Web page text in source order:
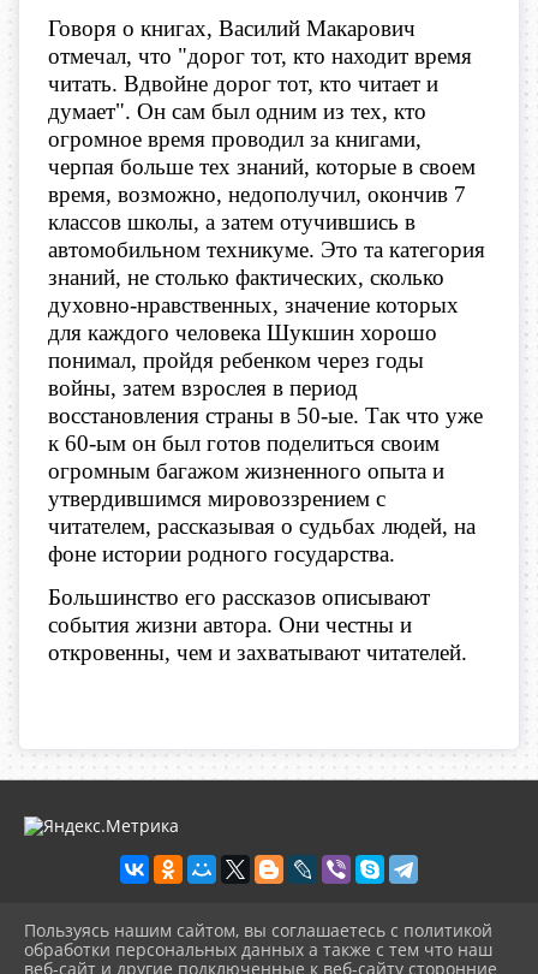
​Говоря о книгах, Василий Макарович
отмечал, что "дорог тот, кто находит время
читать. Вдвойне дорог тот, кто читает и
думает". Он сам был одним из тех, кто
огромное время проводил за книгами,
черпая больше тех знаний, которые в своем
время, возможно, недополучил, окончив 7
классов школы, а затем отучившись в
автомобильном техникуме. Это та категория
знаний, не столько фактических, сколько
духовно-нравственных, значение которых
для каждого человека Шукшин хорошо
понимал, пройдя ребенком через годы
войны, затем взрослея в период
восстановления страны в 50-ые. Так что уже
к 60-ым он был готов поделиться своим
огромным багажом жизненного опыта и
утвердившимся мировоззрением с
читателем, рассказывая о судьбах людей, на
фоне истории родного государства.
Большинство его рассказов описывают
события жизни автора. Они честны и
откровенны, чем и захватывают читателей.
2026 г. olgbiblio.ru
Вход
Пользуясь нашим сайтом, вы соглашаетесь с политикой
обработки персональных данных а также с тем что наш
веб-сайт и другие подключенные к веб-сайту сторонние